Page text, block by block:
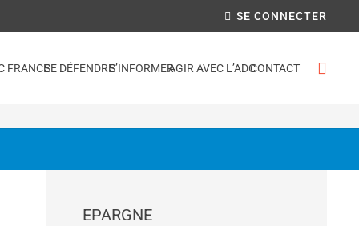
SE CONNECTER
FRANCESE DÉFENDRES’INFORMERAGIR AVEC L’ADCCONTACT
EPARGNE